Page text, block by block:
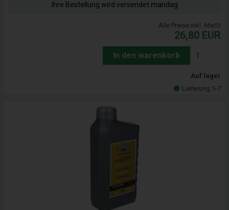
Ihre Bestellung wird versendet mandag
Alle Preise inkl. MwSt
26,80 EUR
In den warenkorb
Auf lager
Lieferung 5-7